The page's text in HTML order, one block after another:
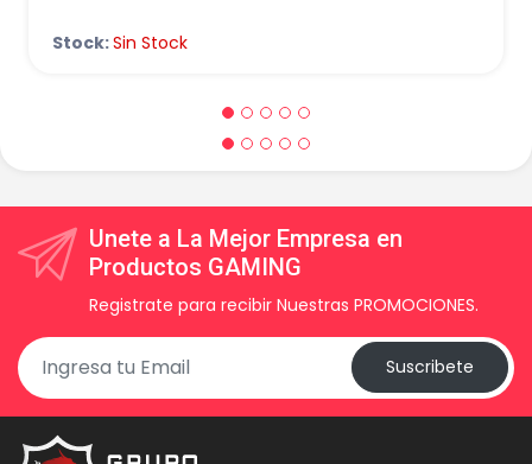
Stock:Sin Stock
Unete a La Mejor Empresa en
Productos GAMING
Registrate para recibir Nuestras PROMOCIONES.
Suscribete